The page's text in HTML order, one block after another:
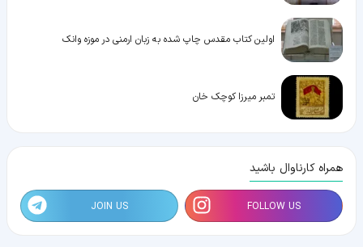
اولین کتاب مقدس چاپ شده به زبان ارمنی در موزه وانک
تمبر میرزا کوچک خان
همراه کارناوال باشید
FOLLOW US
JOIN US